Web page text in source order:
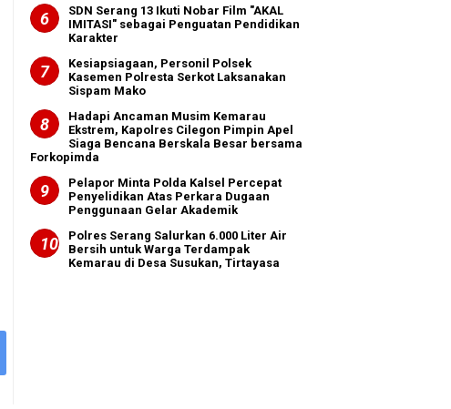
SDN Serang 13 Ikuti Nobar Film "AKAL
IMITASI" sebagai Penguatan Pendidikan
Karakter
Kesiapsiagaan, Personil Polsek
Kasemen Polresta Serkot Laksanakan
Sispam Mako
Hadapi Ancaman Musim Kemarau
Ekstrem, Kapolres Cilegon Pimpin Apel
Siaga Bencana Berskala Besar bersama
Forkopimda
Pelapor Minta Polda Kalsel Percepat
Penyelidikan Atas Perkara Dugaan
Penggunaan Gelar Akademik
Polres Serang Salurkan 6.000 Liter Air
Bersih untuk Warga Terdampak
Kemarau di Desa Susukan, Tirtayasa